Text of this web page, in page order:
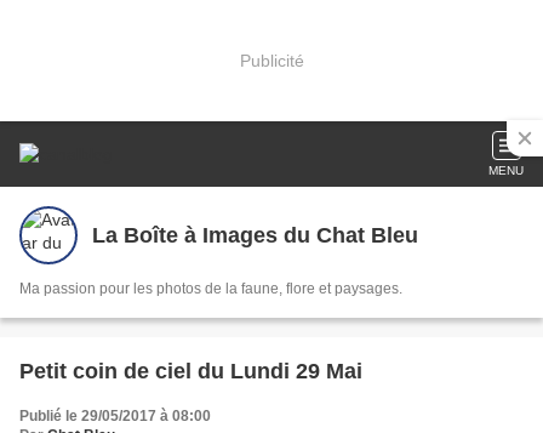
Publicité
MENU
La Boîte à Images du Chat Bleu
Ma passion pour les photos de la faune, flore et paysages.
Petit coin de ciel du Lundi 29 Mai
Publié le 29/05/2017 à 08:00